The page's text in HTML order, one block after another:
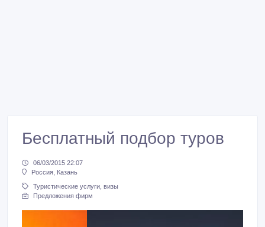
Бесплатный подбор туров
06/03/2015 22:07
Россия, Казань
Туристические услуги, визы
Предложения фирм